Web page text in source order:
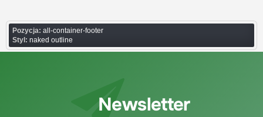
Pozycja: all-container-footer
Styl: naked outline
Newsletter